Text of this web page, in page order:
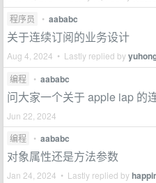
程序员 • aababc
关于连续订阅的业务设计
Aug 4, 2024 • Lastly replied by
编程 • aababc
问大家一个关于 apple iap 的
Jun 22, 2024
编程
• aababc
对象属性还是方法参数
Jan 24, 2024 • Lastly replied by